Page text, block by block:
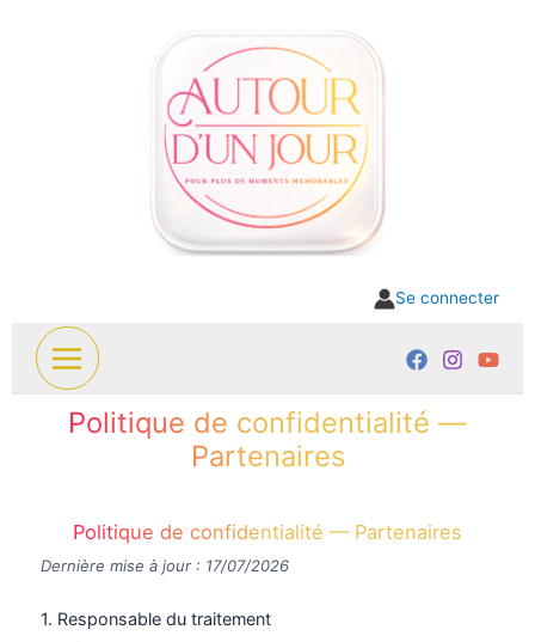
Se connecter
Politique de confidentialité —
Partenaires
Politique de confidentialité — Partenaires
Dernière mise à jour : 17/07/2026
1. Responsable du traitement